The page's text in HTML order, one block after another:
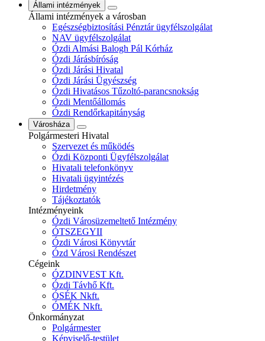
Állami intézmények
Állami intézmények a városban
Egészségbiztosítási Pénztár ügyfélszolgálat
NAV ügyfélszolgálat
Ózdi Almási Balogh Pál Kórház
Ózdi Járásbíróság
Ózdi Járási Hivatal
Ózdi Járási Ügyészség
Ózdi Hivatásos Tűzoltó-parancsnokság
Ózdi Mentőállomás
Ózdi Rendőrkapitányság
Városháza
Polgármesteri Hivatal
Szervezet és működés
Ózdi Központi Ügyfélszolgálat
Hivatali telefonkönyv
Hivatali ügyintézés
Hirdetmény
Tájékoztatók
Intézményeink
Ózdi Városüzemeltető Intézmény
ÓTSZEGYII
Ózdi Városi Könyvtár
Ózd Városi Rendészet
Cégeink
ÓZDINVEST Kft.
Ózdi Távhő Kft.
ÓSÉK Nkft.
ÓMÉK Nkft.
Önkormányzat
Polgármester
Képviselő-testület